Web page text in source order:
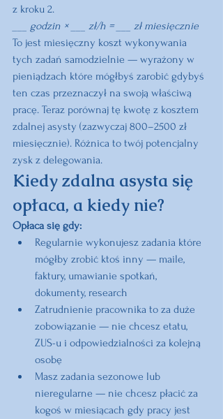
z kroku 2.
___ godzin × ___ zł/h = ___ zł miesięcznie
To jest miesięczny koszt wykonywania
tych zadań samodzielnie — wyrażony w
pieniądzach które mógłbyś zarobić gdybyś
ten czas przeznaczył na swoją właściwą
pracę. Teraz porównaj tę kwotę z kosztem
zdalnej asysty (zazwyczaj 800–2500 zł
miesięcznie). Różnica to twój potencjalny
zysk z delegowania.
Kiedy zdalna asysta się
opłaca, a kiedy nie?
Opłaca się gdy:
Regularnie wykonujesz zadania które
mógłby zrobić ktoś inny — maile,
faktury, umawianie spotkań,
dokumenty, research
Zatrudnienie pracownika to za duże
zobowiązanie — nie chcesz etatu,
ZUS-u i odpowiedzialności za kolejną
osobę
Masz zadania sezonowe lub
nieregularne — nie chcesz płacić za
kogoś w miesiącach gdy pracy jest